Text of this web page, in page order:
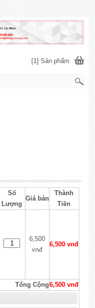
Số
Lượng
Giá bán
Thành
Tiền
6,500
vnđ
6,500 vnđ
Tổng Cộng6,500 vnđ
[1] Sản phẩm